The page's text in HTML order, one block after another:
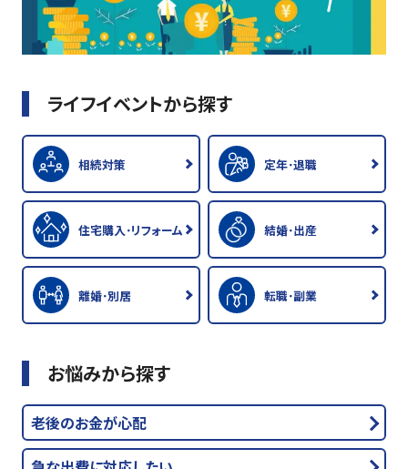
ライフイベントから探す
相続対策 定年･退職
住宅購入･リフォーム 結婚･出産
離婚･別居 転職･副業
お悩みから探す
老後のお金が心配